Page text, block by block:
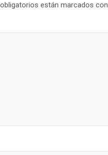
están marcados con